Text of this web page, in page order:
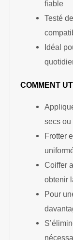
fiable
Testé
Idéal
COMMENT
secs ou
Frotter
Coiffer
obtenir
Pour